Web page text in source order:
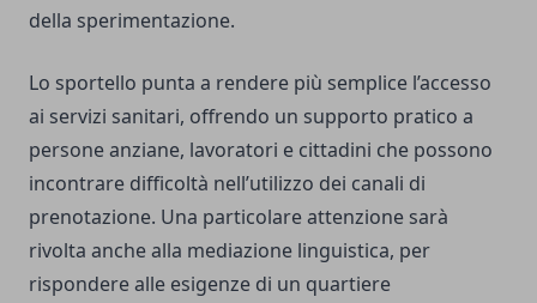
della sperimentazione.
Lo sportello punta a rendere più semplice l’accesso
ai servizi sanitari, offrendo un supporto pratico a
persone anziane, lavoratori e cittadini che possono
incontrare difficoltà nell’utilizzo dei canali di
prenotazione. Una particolare attenzione sarà
rivolta anche alla mediazione linguistica, per
rispondere alle esigenze di un quartiere